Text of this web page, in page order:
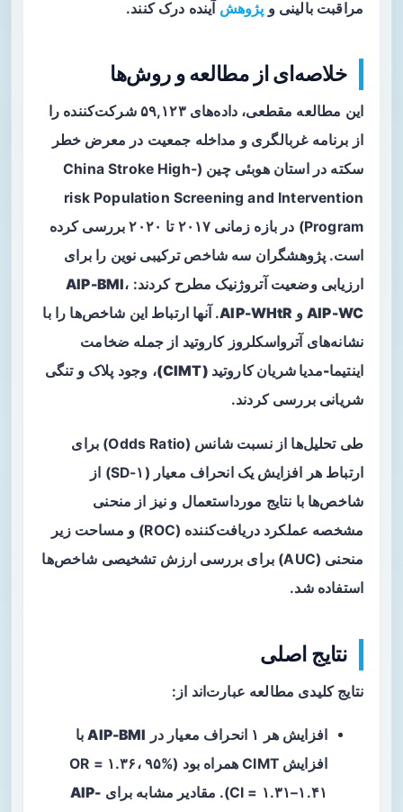
مراقبت بالینی و پژوهش آینده درک کنند.
خلاصه‌ای از مطالعه و روش‌ها
این مطالعه مقطعی، داده‌های ۵۹,۱۲۳ شرکت‌کننده را
از برنامه غربالگری و مداخله جمعیت در معرض خطر
سکته در استان هوبئی چین (China Stroke High-
risk Population Screening and Intervention
Program) در بازه زمانی ۲۰۱۷ تا ۲۰۲۰ بررسی کرده
است. پژوهشگران سه شاخص ترکیبی نوین را برای
ارزیابی وضعیت آتروژنیک مطرح کردند:
AIP-BMI،
AIP-WCو AIP-WHtR. آنها ارتباط این شاخص‌ها را با
نشانه‌های آترواسکلروز کاروتید از جمله ضخامت
اینتیما-مدیا شریان کاروتید (CIMT)
، وجود پلاک و تنگی
شریانی بررسی کردند.
طی تحلیل‌ها از نسبت شانس (Odds Ratio) برای
ارتباط هر افزایش یک انحراف معیار (۱-SD) از
شاخص‌ها با نتایج مورداستعمال و نیز از منحنی
مشخصه عملکرد دریافت‌کننده (ROC) و مساحت زیر
منحنی (AUC) برای بررسی ارزش تشخیصی شاخص‌ها
استفاده شد.
نتایج اصلی
نتایج کلیدی مطالعه عبارت‌اند از:
افزایش هر ۱ انحراف معیار در AIP-BMIبا
افزایش CIMT همراه بود (OR = ۱.۳۶، ۹۵%
CI = ۱.۳۱–۱.۴۱). مقادیر مشابه برای
AIP-